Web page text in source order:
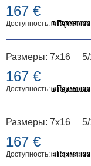
167 €
Доступность:в Германии
Размеры: 7x16
167 €
Доступность:в Германии
Размеры: 7x16
167 €
Доступность:в Германии